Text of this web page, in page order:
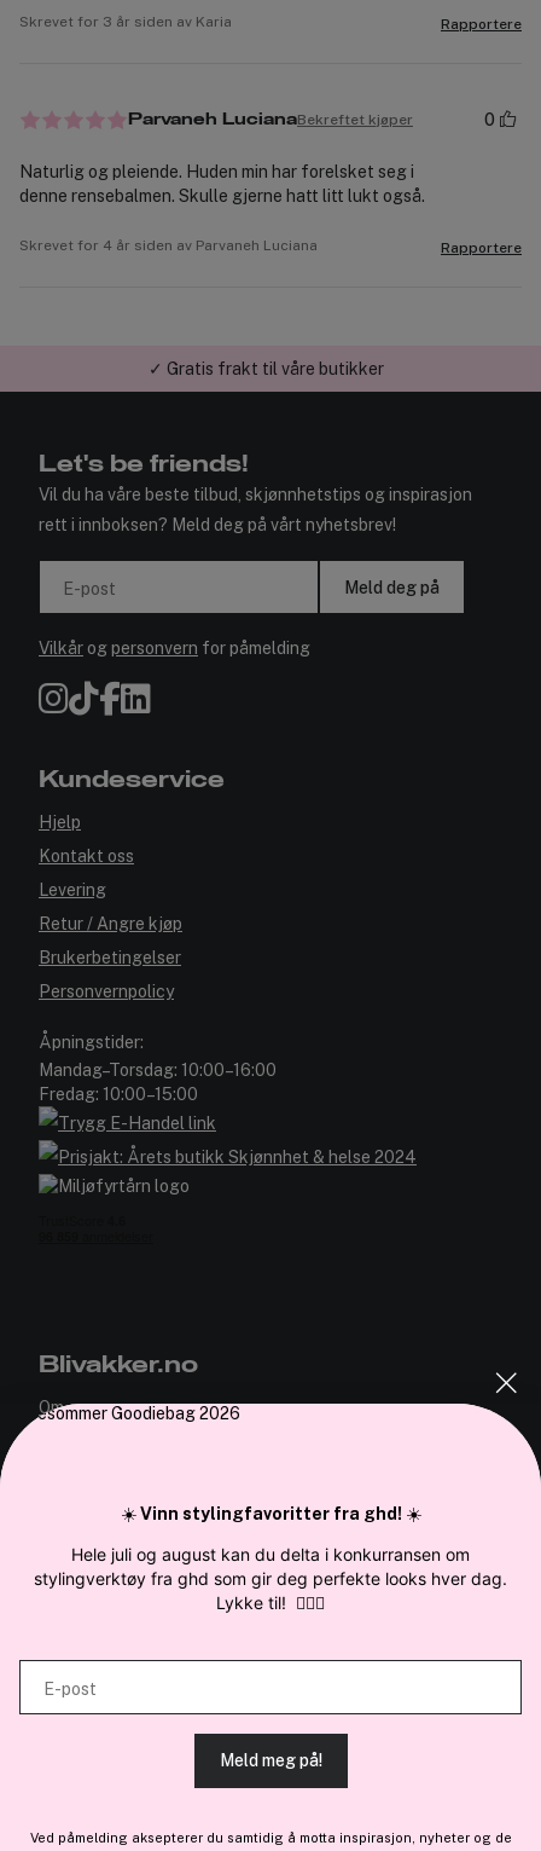
Skrevet for 3 år siden av Karia Rapportere
Parvaneh LucianaBekreftet kjøper 0
Naturlig og pleiende. Huden min har forelsket seg i
denne rensebalmen. Skulle gjerne hatt litt lukt også.
Skrevet for 4 år siden av Parvaneh Luciana Rapportere
✓ Gratis frakt til våre butikker
Let's be friends!
Vil du ha våre beste tilbud, skjønnhetstips og inspirasjon
rett i innboksen? Meld deg på vårt nyhetsbrev!
E-post Meld deg på
Vilkår ogpersonvern for påmelding
Kundeservice
Hjelp
Kontakt oss
Levering
Retur / Angre kjøp
Brukerbetingelser
Personvernpolicy
Åpningstider:
Mandag–Torsdag: 10:00–16:00
Fredag: 10:00–15:00
Blivakker.no
Om oss
Samarbeid med oss
En del avBrandsdal Group AS
☀️Vinn stylingfavoritter fra ghd! ☀️
Hele juli og august kan du delta i konkurransen om
stylingverktøy fra ghd som gir deg perfekte looks hver dag.
Lykke til! 💇‍♀️✨
E-post
Meld meg på!
Ved påmelding aksepterer du samtidig å motta inspirasjon, nyheter og de